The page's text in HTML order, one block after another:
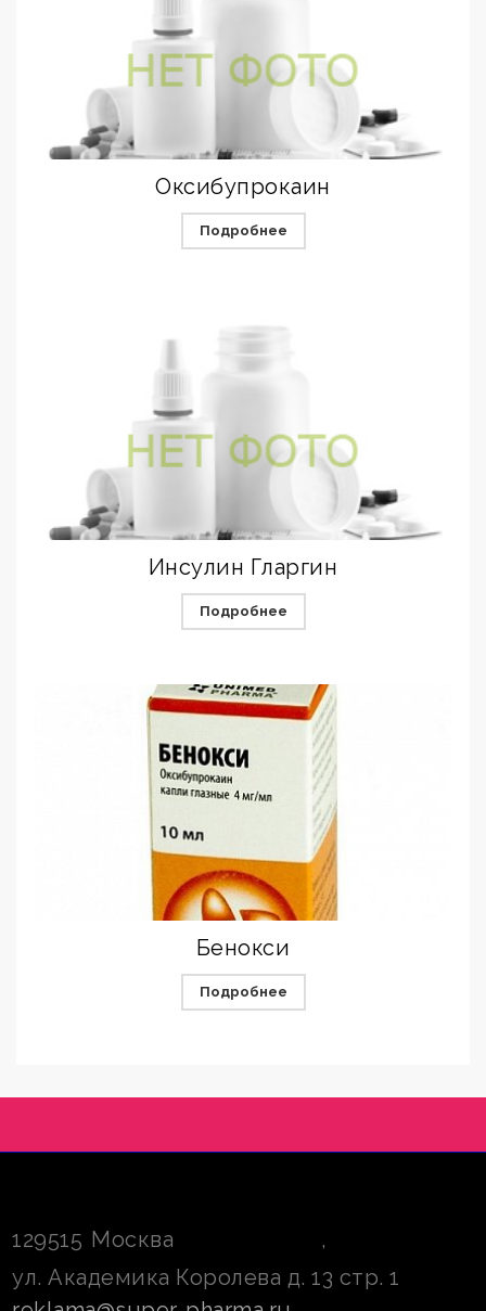
Оксибупрокаин
Подробнее
Инсулин Гларгин
Подробнее
Бенокси
Подробнее
129515 Москва
,
ул. Академика Королева д. 13 стр. 1